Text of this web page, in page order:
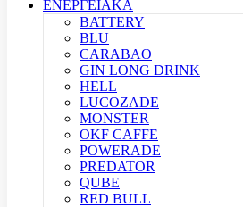
ΕΝΕΡΓΕΙΑΚΑ
BATTERY
BLU
CARABAO
GIN LONG DRINK
HELL
LUCOZADE
MONSTER
OKF CAFFE
POWERADE
PREDATOR
QUBE
RED BULL